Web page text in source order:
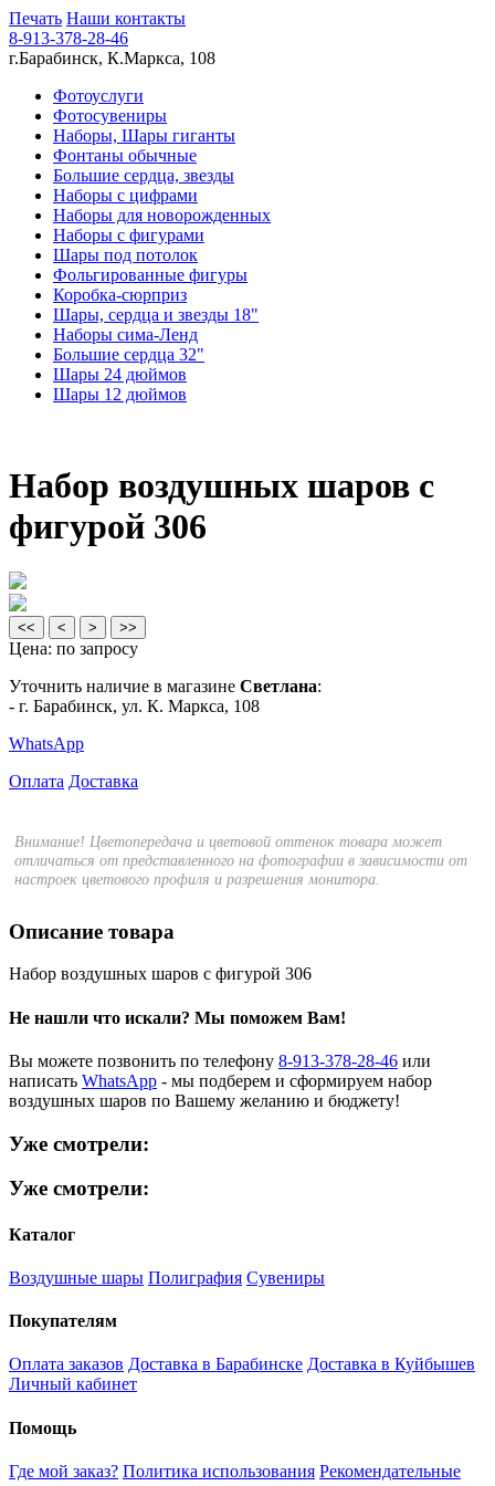
Печать Наши контакты
8-913-378-28-46
г.Барабинск, К.Маркса, 108
Фотоуслуги
Фотосувениры
Наборы, Шары гиганты
Фонтаны обычные
Большие сердца, звезды
Наборы с цифрами
Наборы для новорожденных
Наборы с фигурами
Шары под потолок
Фольгированные фигуры
Коробка-сюрприз
Шары, сердца и звезды 18"
Наборы сима-Ленд
Большие сердца 32"
Шары 24 дюймов
Шары 12 дюймов
Набор воздушных шаров с
фигурой 306
<< < > >>
Цена: по запросу
Уточнить наличие в магазине Светлана:
- г. Барабинск, ул. К. Маркса, 108
WhatsApp
Оплата Доставка
Внимание! Цветопередача и цветовой оттенок товара может
отличаться от представленного на фотографии в зависимости от
настроек цветового профиля и разрешения монитора.
Описание товара
Набор воздушных шаров с фигурой 306
Не нашли что искали? Мы поможем Вам!
Вы можете позвонить по телефону 8-913-378-28-46 или
написать WhatsApp - мы подберем и сформируем набор
воздушных шаров по Вашему желанию и бюджету!
Уже смотрели:
Уже смотрели:
Каталог
Воздушные шары Полиграфия Сувениры
Покупателям
Оплата заказов Доставка в Барабинске Доставка в Куйбышев
Личный кабинет
Помощь
Где мой заказ? Политика использования Рекомендательные